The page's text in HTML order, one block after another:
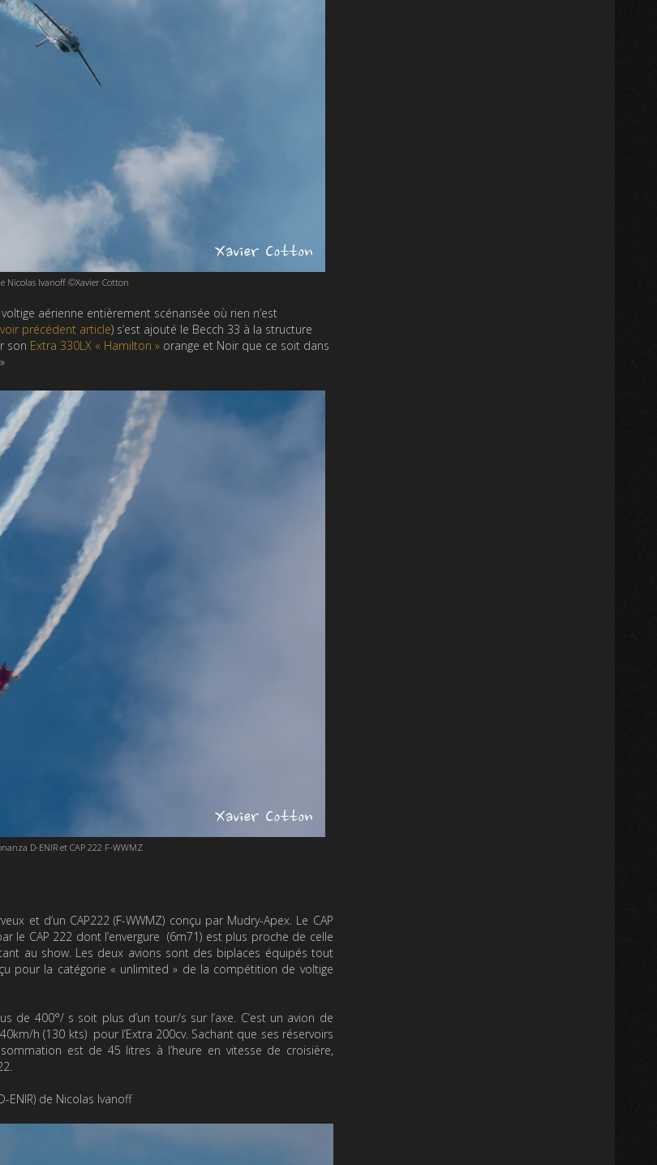
Nicolas Ivanoff ©Xavier Cotton
aérienne entièrement scénarisée où rien n’est
voir précédent article) s’est ajouté le Becch 33 à la structure
son Extra 330LX « Hamilton »orange et Noir que ce soit dans
D-ENIR et CAP 222 F-WWMZ
et d’un CAP222 (F-WWMZ) conçu par Mudry-Apex. Le CAP
le CAP 222 dont l’envergure (6m71) est plus proche de celle
au show. Les deux avions sont des biplaces équipés tout
pour la catégorie « unlimited » de la compétition de voltige
de 400°/ s soit plus d’un tour/s sur l’axe. C’est un avion de
h (130 kts) pour l’Extra 200cv. Sachant que ses réservoirs
est de 45 litres à l’heure en vitesse de croisière,
ENIR) de Nicolas Ivanoff